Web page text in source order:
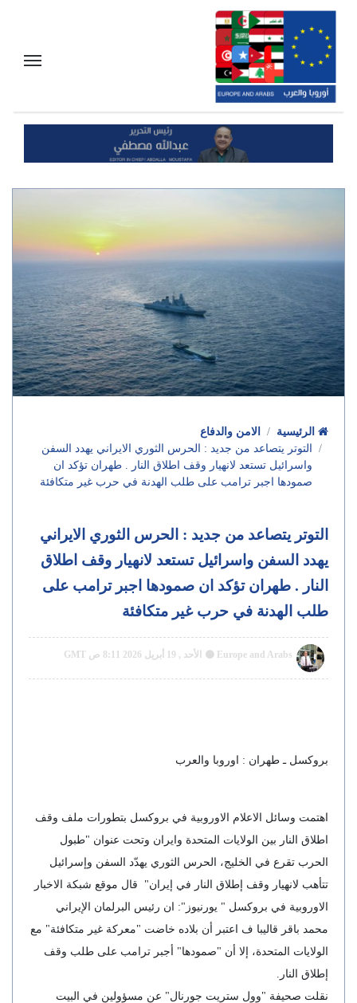
الامن والدفاع
التوتر يتصاعد من جديد : الحرس الثوري الايراني يهدد السفن
واسرائيل تستعد لانهيار وقف اطلاق النار . طهران تؤكد ان
صمودها اجبر ترامب على طلب الهدنة في حرب غير متكافئة
التوتر يتصاعد من جديد : الحرس الثوري الايراني
يهدد السفن واسرائيل تستعد لانهيار وقف اطلاق
النار . طهران تؤكد ان صمودها اجبر ترامب على
طلب الهدنة في حرب غير متكافئة
Europe and Arabs الأحد , 19 أبريل 2026 8:11 ص GMT
بروكسل ـ طهران : اوروبا والعرب
اهتمت وسائل الاعلام الاوروبية في بروكسل بتطورات ملف وقف
اطلاق النار بين الولايات المتحدة وايران وتحت عنوان "طبول
الحرب تقرع في الخليج، الحرس الثوري يهدّد السفن وإسرائيل
تتأهب لانهيار وقف إطلاق النار في إيران" قال موقع شبكة الاخبار
الاوروبية في بروكسل " يورنيوز": ان رئيس البرلمان الإيراني
محمد باقر قاليبا ف اعتبر أن بلاده خاضت "معركة غير متكافئة" مع
الولايات المتحدة، إلا أن "صمودها" أجبر ترامب على طلب وقف
إطلاق النار.
نقلت صحيفة "وول ستريت جورنال" عن مسؤولين في البيت